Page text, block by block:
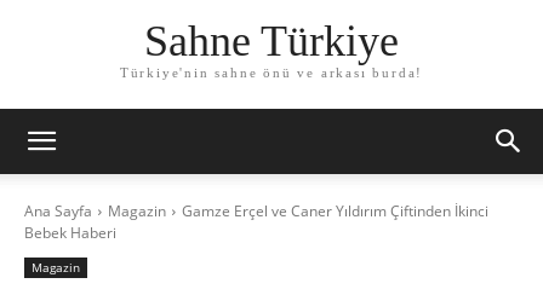
Sahne Türkiye
Türkiye'nin sahne önü ve arkası burda!
Ana Sayfa Magazin
Gamze Erçel ve Caner Yıldırım Çiftinden İkinci
Bebek Haberi
Magazin